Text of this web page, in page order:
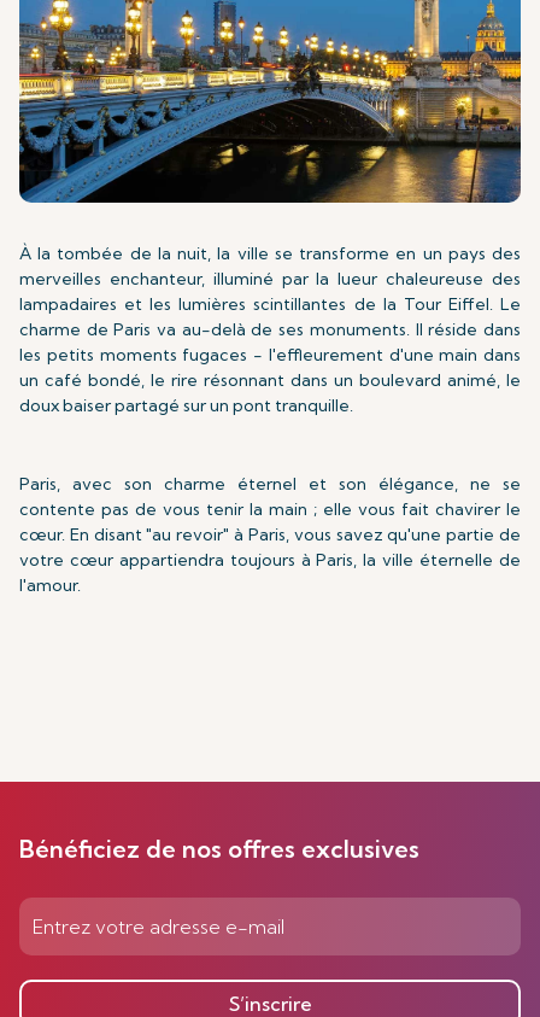
À la tombée de la nuit, la ville se transforme en un pays des
merveilles enchanteur, illuminé par la lueur chaleureuse des
lampadaires et les lumières scintillantes de la Tour Eiffel. Le
charme de Paris va au-delà de ses monuments. Il réside dans
les petits moments fugaces - l'effleurement d'une main dans
un café bondé, le rire résonnant dans un boulevard animé, le
doux baiser partagé sur un pont tranquille.
Paris, avec son charme éternel et son élégance, ne se
contente pas de vous tenir la main ; elle vous fait chavirer le
cœur. En disant "au revoir" à Paris, vous savez qu'une partie de
votre cœur appartiendra toujours à Paris, la ville éternelle de
l'amour.
Bénéficiez de nos offres exclusives
S’inscrire